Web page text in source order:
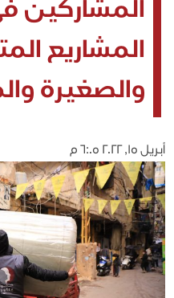
المشاركين
المشاريع
والصغيرة
أبريل 15, 2022 6:05 م